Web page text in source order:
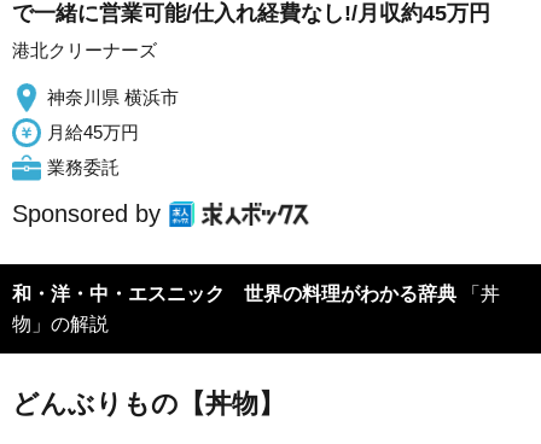
で一緒に営業可能/仕入れ経費なし!/月収約45万円
港北クリーナーズ
神奈川県 横浜市
月給45万円
業務委託
Sponsored by
和・洋・中・エスニック 世界の料理がわかる辞典 「丼
物」の解説
どんぶりもの【丼物】